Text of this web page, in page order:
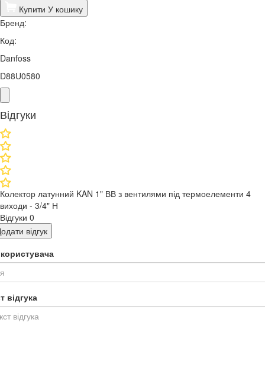
Купити У кошику
Бренд:
Код:
Danfoss
D88U0580
Відгуки
Колектор латунний KAN 1" ВВ з вентилями під термоелементи 4
виходи - 3/4" Н
Відгуки 0
відгук
відгука